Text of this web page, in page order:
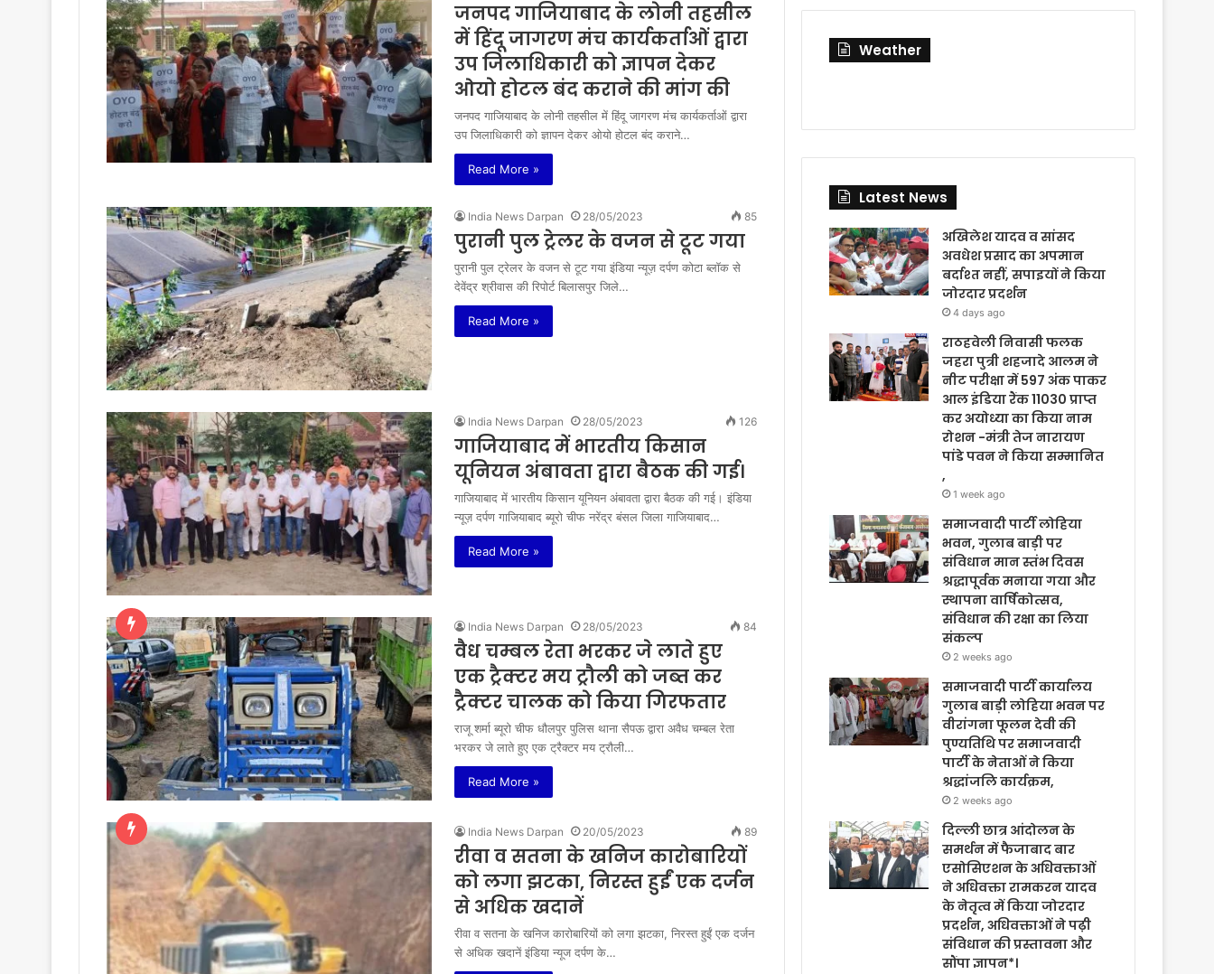
जनपद गाजियाबाद के लोनी तहसील
में हिंदू जागरण मंच कार्यकर्ताओं द्वारा
उप जिलाधिकारी को ज्ञापन देकर
ओयो होटल बंद कराने की मांग की
जनपद गाजियाबाद के लोनी तहसील में हिंदू जागरण मंच कार्यकर्ताओं द्वारा
उप जिलाधिकारी को ज्ञापन देकर ओयो होटल बंद कराने…
Read More »
India News Darpan 28/05/2023 85
पुरानी पुल ट्रेलर के वजन से टूट गया
पुरानी पुल ट्रेलर के वजन से टूट गया इंडिया न्यूज़ दर्पण कोटा ब्लॉक से
देवेंद्र श्रीवास की रिपोर्ट बिलासपुर जिले…
Read More »
India News Darpan 28/05/2023 126
गाजियाबाद में भारतीय किसान
यूनियन अंबावता द्वारा बैठक की गई।
गाजियाबाद में भारतीय किसान यूनियन अंबावता द्वारा बैठक की गई। इंडिया
न्यूज़ दर्पण गाजियाबाद ब्यूरो चीफ नरेंद्र बंसल जिला गाजियाबाद…
Read More »
India News Darpan 28/05/2023 84
वैध चम्बल रेता भरकर जे लाते हुए
एक ट्रैक्टर मय ट्रौली को जब्त कर
ट्रैक्टर चालक को किया गिरफतार
राजू शर्मा ब्यूरो चीफ धौलपुर पुलिस थाना सैपऊ द्वारा अवैध चम्बल रेता
भरकर जे लाते हुए एक ट्रैक्टर मय ट्रौली…
Read More »
India News Darpan 20/05/2023 89
रीवा व सतना के खनिज कारोबारियों
को लगा झटका, निरस्त हुईं एक दर्जन
से अधिक खदानें
रीवा व सतना के खनिज कारोबारियों को लगा झटका, निरस्त हुईं एक दर्जन
से अधिक खदानें इंडिया न्यूज दर्पण के…
Weather
Latest News
अखिलेश यादव व सांसद
अवधेश प्रसाद का अपमान
बर्दाश्त नहीं, सपाइयों ने किया
जोरदार प्रदर्शन
4 days ago
राठहवेली निवासी फलक
जहरा पुत्री शहजादे आलम ने
नीट परीक्षा में 597 अंक पाकर
आल इंडिया रैंक 11030 प्राप्त
कर अयोध्या का किया नाम
रोशन -मंत्री तेज नारायण
पांडे पवन ने किया सम्मानित
,
1 week ago
समाजवादी पार्टी लोहिया
भवन, गुलाब बाड़ी पर
संविधान मान स्तंभ दिवस
श्रद्धापूर्वक मनाया गया और
स्थापना वार्षिकोत्सव,
संविधान की रक्षा का लिया
संकल्प
2 weeks ago
समाजवादी पार्टी कार्यालय
गुलाब बाड़ी लोहिया भवन पर
वीरांगना फूलन देवी की
पुण्यतिथि पर समाजवादी
पार्टी के नेताओं ने किया
श्रद्धांजलि कार्यक्रम,
2 weeks ago
दिल्ली छात्र आंदोलन के
समर्थन में फैजाबाद बार
एसोसिएशन के अधिवक्ताओं
ने अधिवक्ता रामकरन यादव
के नेतृत्व में किया जोरदार
प्रदर्शन, अधिवक्ताओं ने पढ़ी
संविधान की प्रस्तावना और
सौंपा ज्ञापन*।